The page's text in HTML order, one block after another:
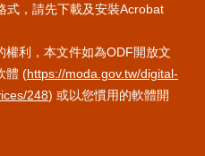
式，請先下載及安裝Acrobat
利，本文件如為ODF開放文
體 (https://moda.gov.tw/digital-
248) 或以您慣用的軟體開